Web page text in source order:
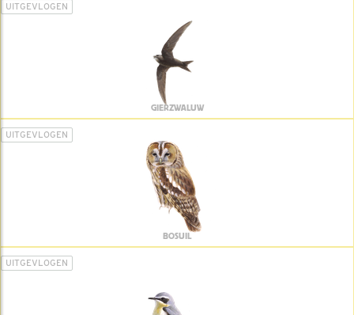
UITGEVLOGEN
GIERZWALUW
UITGEVLOGEN
BOSUIL
UITGEVLOGEN